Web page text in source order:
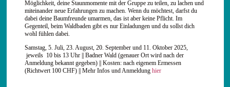
Möglichkeit, deine Staunmomente mit der Gruppe zu teilen, zu lachen und
miteinander neue Erfahrungen zu machen. Wenn du möchtest, darfst du
dabei deine Baumfreunde umarmen, das ist aber keine Pflicht. Im
Gegenteil, beim Waldbaden gibt es nur Einladungen und du sollst dich
wohl fühlen dabei.
Samstag, 5. Juli, 23. August, 20. September und 11. Oktober 2025,
jeweils 10 bis 13 Uhr || Badner Wald (genauer Ort wird nach der
Anmeldung bekannt gegeben) || Kosten: nach eigenem Ermessen
(Richtwert 100 CHF) || Mehr Infos und Anmeldung hier